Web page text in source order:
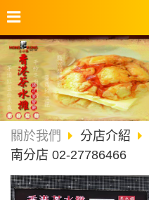
關於我們 分店介紹
南分店 02-27786466